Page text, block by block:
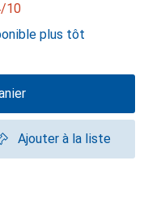
10
plus tôt
Ajouter à la liste